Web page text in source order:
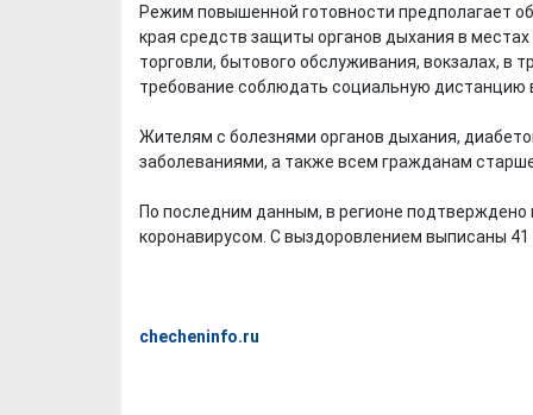
Режим повышенной готовности предполагает
края средств защиты органов дыхания в
торговли, бытового обслуживания, вокзалах, в
требование соблюдать социальную дистанцию
Жителям с болезнями органов дыхания,
заболеваниями, а также всем гражданам
По последним данным, в регионе
коронавирусом. С выздоровлением выписаны 41
checheninfo.ru